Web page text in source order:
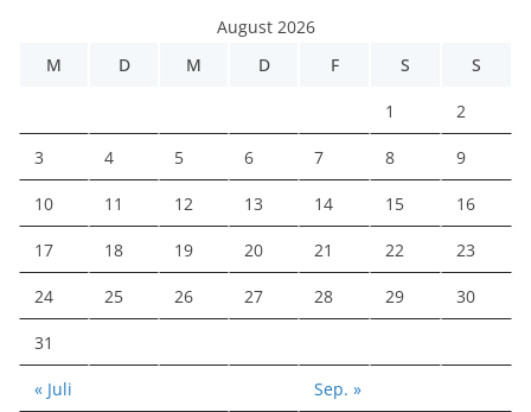
August 2026
M
D M D F S S
1 2
3 4 5 6 7 8 9
10 11 12 13 14 15 16
17 18 19 20 21 22 23
24 25 26 27 28 29 30
31
« Juli Sep. »